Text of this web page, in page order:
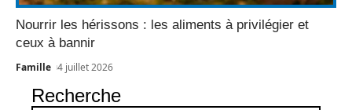
Nourrir les hérissons : les aliments à privilégier et
ceux à bannir
Famille 4 juillet 2026
Recherche